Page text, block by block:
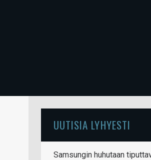
UUTISIA LYHYESTI
Samsungin huhutaan